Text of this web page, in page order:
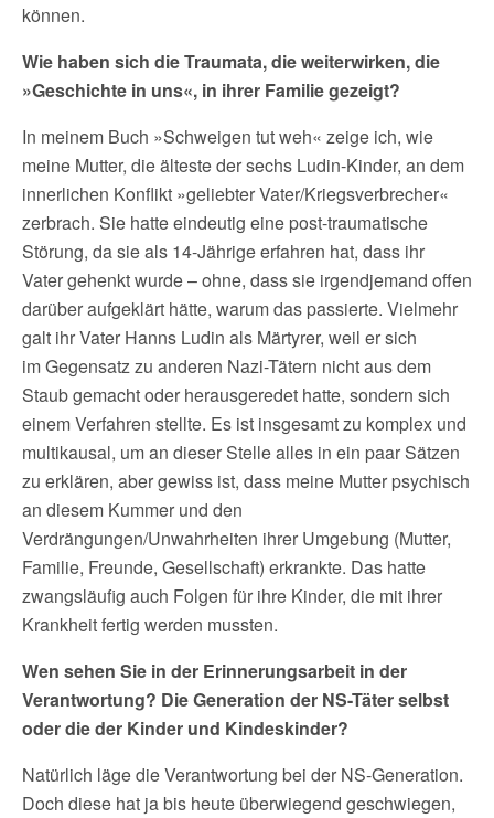
können.
Wie haben sich die Traumata, die weiterwirken, die
»Geschichte in uns«, in ihrer Familie gezeigt?
In meinem Buch »Schweigen tut weh« zeige ich, wie
meine Mutter, die älteste der sechs Ludin-Kinder, an dem
innerlichen Konflikt »geliebter Vater/Kriegsverbrecher«
zerbrach. Sie hatte eindeutig eine post-traumatische
Störung, da sie als 14-Jährige erfahren hat, dass ihr
Vater gehenkt wurde – ohne, dass sie irgendjemand offen
darüber aufgeklärt hätte, warum das passierte. Vielmehr
galt ihr Vater Hanns Ludin als Märtyrer, weil er sich
im Gegensatz zu anderen Nazi-Tätern nicht aus dem
Staub gemacht oder herausgeredet hatte, sondern sich
einem Verfahren stellte. Es ist insgesamt zu komplex und
multikausal, um an dieser Stelle alles in ein paar Sätzen
zu erklären, aber gewiss ist, dass meine Mutter psychisch
an diesem Kummer und den
Verdrängungen/Unwahrheiten ihrer Umgebung (Mutter,
Familie, Freunde, Gesellschaft) erkrankte. Das hatte
zwangsläufig auch Folgen für ihre Kinder, die mit ihrer
Krankheit fertig werden mussten.
Wen sehen Sie in der Erinnerungsarbeit in der
Verantwortung? Die Generation der NS-Täter selbst
oder die der Kinder und Kindeskinder?
Natürlich läge die Verantwortung bei der NS-Generation.
Doch diese hat ja bis heute überwiegend geschwiegen,